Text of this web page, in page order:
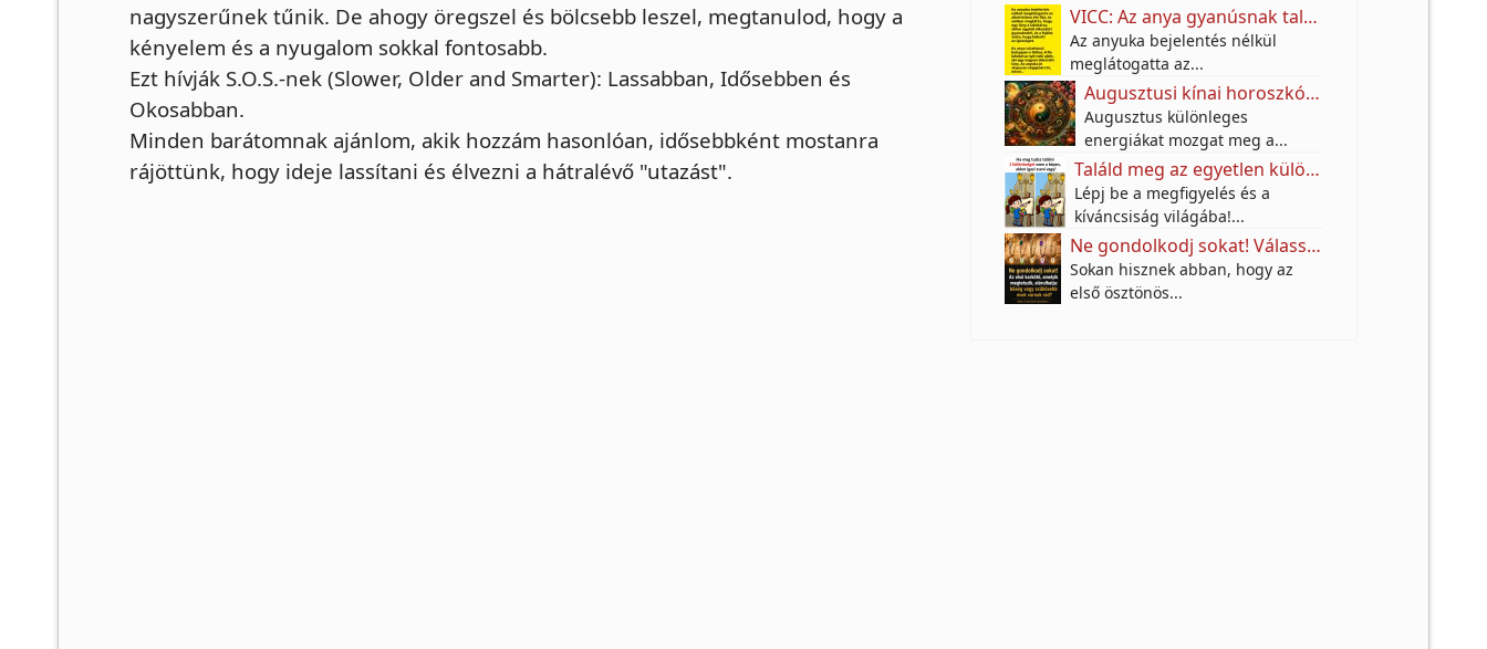
nagyszerűnek tűnik. De ahogy öregszel és bölcsebb leszel, megtanulod, hogy a
kényelem és a nyugalom sokkal fontosabb.
Ezt hívják S.O.S.-nek (Slower, Older and Smarter): Lassabban, Idősebben és
Okosabban.
Minden barátomnak ajánlom, akik hozzám hasonlóan, idősebbként mostanra
rájöttünk, hogy ideje lassítani és élvezni a hátralévő "utazást".
VICC: Az anya gyanúsnak találta a fia lakótársát.
Az anyuka bejelentés nélkül
meglátogatta az...
Augusztusi kínai horoszkóp: ezeknek a jegyeknek nagy fordulatot hozhat a hónap
Augusztus különleges
energiákat mozgat meg a...
Találd meg az egyetlen különbséget az utcai festő képén – a legtöbben nem veszik észre!
Lépj be a megfigyelés és a
kíváncsiság világába!...
Ne gondolkodj sokat! Válassz egy karkötőt, és tudd meg, milyen anyagi jövő várhat rád a következő 10 évben!
Sokan hisznek abban, hogy az
első ösztönös...